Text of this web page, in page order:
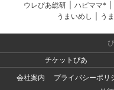
ウレぴあ総研 ハピママ*
うまいめし
う
チケットぴあ
会社案内
プライバシーポリ